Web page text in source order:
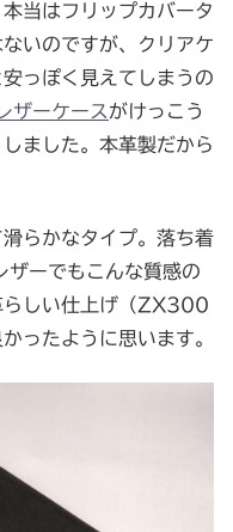
当はフリップカバータ
いのですが、クリアケ
っぽく見えてしまうの
ーケース がけっこう
ました。本革製だから
らかなタイプ。落ち着
ーでもこんな質感の
らしい仕上げ（ZX300
ったように思います。